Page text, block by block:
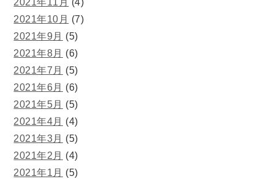
2021年11月 (4)
2021年10月 (7)
2021年9月 (5)
2021年8月 (6)
2021年7月 (5)
2021年6月 (6)
2021年5月 (5)
2021年4月 (4)
2021年3月 (5)
2021年2月 (4)
2021年1月 (5)